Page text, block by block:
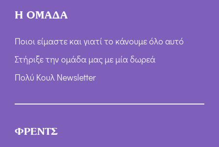
Η ΟΜΑΔΑ
Ποιοι είμαστε και γιατί το κάνουμε όλο αυτό
Στήριξε την ομάδα μας με μία δωρεά
Πολύ Κουλ Newsletter
ΦΡΕΝΤΣ